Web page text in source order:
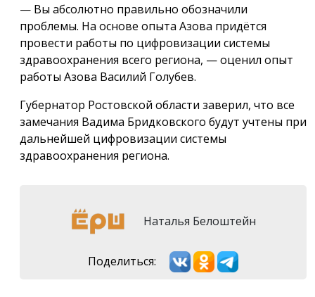
— Вы абсолютно правильно обозначили
проблемы. На основе опыта Азова придётся
провести работы по цифровизации системы
здравоохранения всего региона, — оценил опыт
работы Азова Василий Голубев.
Губернатор Ростовской области заверил, что все
замечания Вадима Бридковского будут учтены при
дальнейшей цифровизации системы
здравоохранения региона.
Наталья Белоштейн
Поделиться: